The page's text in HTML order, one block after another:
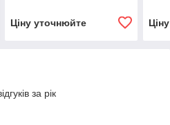
Ціну уточнюйте
за рік